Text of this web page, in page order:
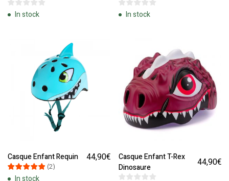
In stock In stock
Casque Enfant Requin 44,90€
(2)
In stock
Casque Enfant T-Rex
Dinosaure
44,90€